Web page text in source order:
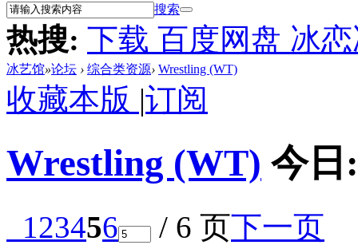
搜索
热搜: 下载 百度网盘 冰
冰艺馆»论坛 › 综合类资源› Wrestling (WT)
收藏本版 |订阅
Wrestling (WT) 今
123456 / 6 页下一页